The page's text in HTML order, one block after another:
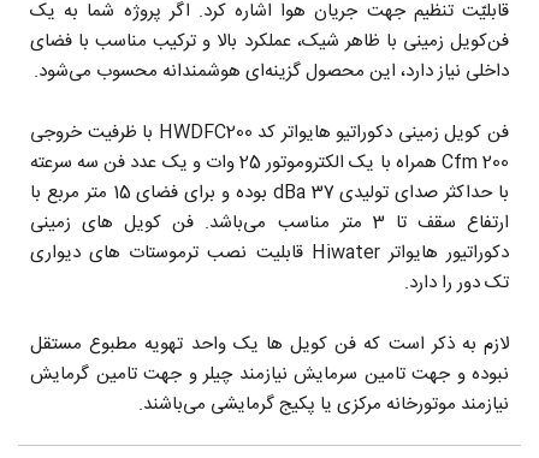
قابلیّت تنظیم جهت جریان هوا اشاره کرد. اگر پروژه شما به یک
فن‌کویل زمینی با ظاهر شیک، عملکرد بالا و ترکیب مناسب با فضای
داخلی نیاز دارد، این محصول گزینه‌ای هوشمندانه محسوب می‌شود.
فن کویل زمینی دکوراتیو هایواتر کد HWDFC200 با ظرفیت خروجی
200 Cfm همراه با یک الکتروموتور 25 وات و یک عدد فن سه سرعته
با حداکثر صدای تولیدی 37 dBa بوده و برای فضای 15 متر مربع با
ارتفاع سقف تا 3 متر مناسب می‌باشد. فن کویل های زمینی
دکوراتیور هایواتر Hiwater قابلیت نصب ترموستات های دیواری
تک دور را دارد.
لازم به ذکر است که فن کویل ها یک واحد تهویه مطبوع مستقل
نبوده و جهت تامین سرمایش نیازمند چیلر و جهت تامین گرمایش
نیازمند موتورخانه مرکزی یا پکیج گرمایشی می‌باشند.